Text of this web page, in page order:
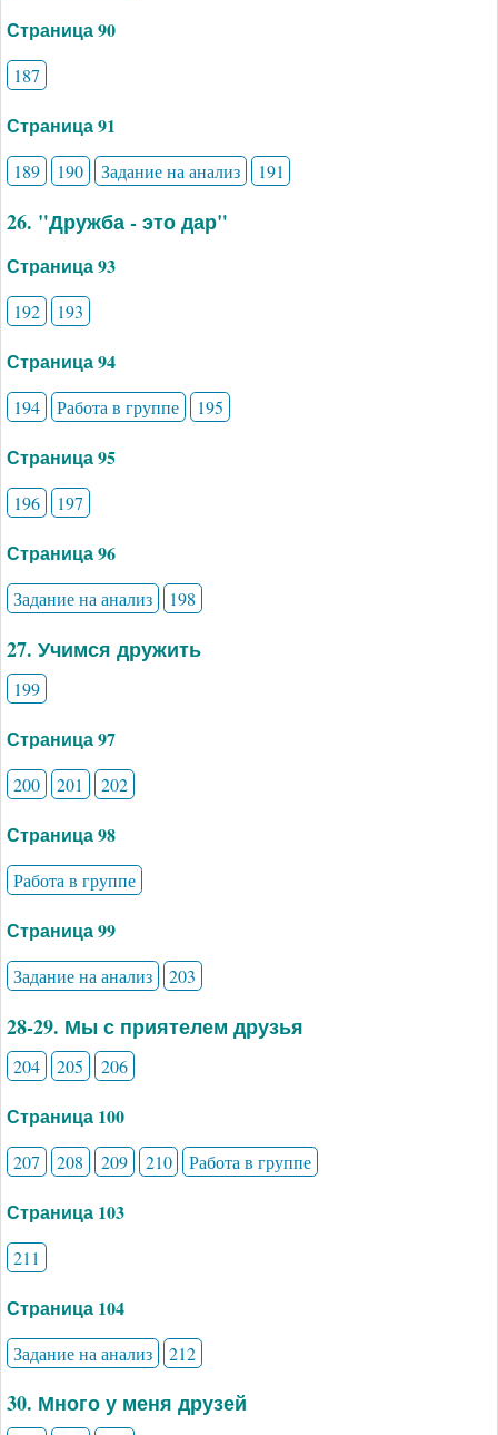
Страница 90
187
Страница 91
189 190 Задание на анализ 191
26. "Дружба - это дар"
Страница 93
192 193
Страница 94
194 Работа в группе 195
Страница 95
196 197
Страница 96
Задание на анализ 198
27. Учимся дружить
199
Страница 97
200 201 202
Страница 98
Работа в группе
Страница 99
Задание на анализ 203
28-29. Мы с приятелем друзья
204 205 206
Страница 100
207 208 209 210 Работа в группе
Страница 103
211
Страница 104
Задание на анализ 212
30. Много у меня друзей